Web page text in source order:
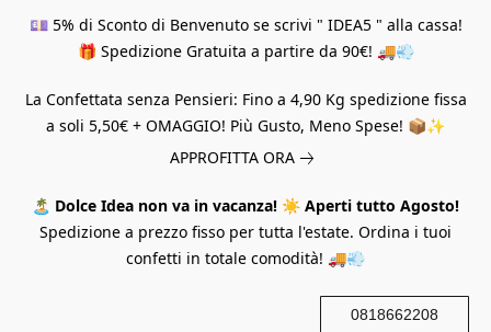
💷 5% di Sconto di Benvenuto se scrivi " IDEA5 " alla cassa!
🎁 Spedizione Gratuita a partire da 90€! 🚚💨
La Confettata senza Pensieri: Fino a 4,90 Kg spedizione fissa
a soli 5,50€ + OMAGGIO! Più Gusto, Meno Spese! 📦✨
APPROFITTA ORA
🏝️ Dolce Idea non va in vacanza! ☀️ Aperti tutto Agosto!
Spedizione a prezzo fisso per tutta l'estate. Ordina i tuoi
confetti in totale comodità! 🚚💨
0818662208